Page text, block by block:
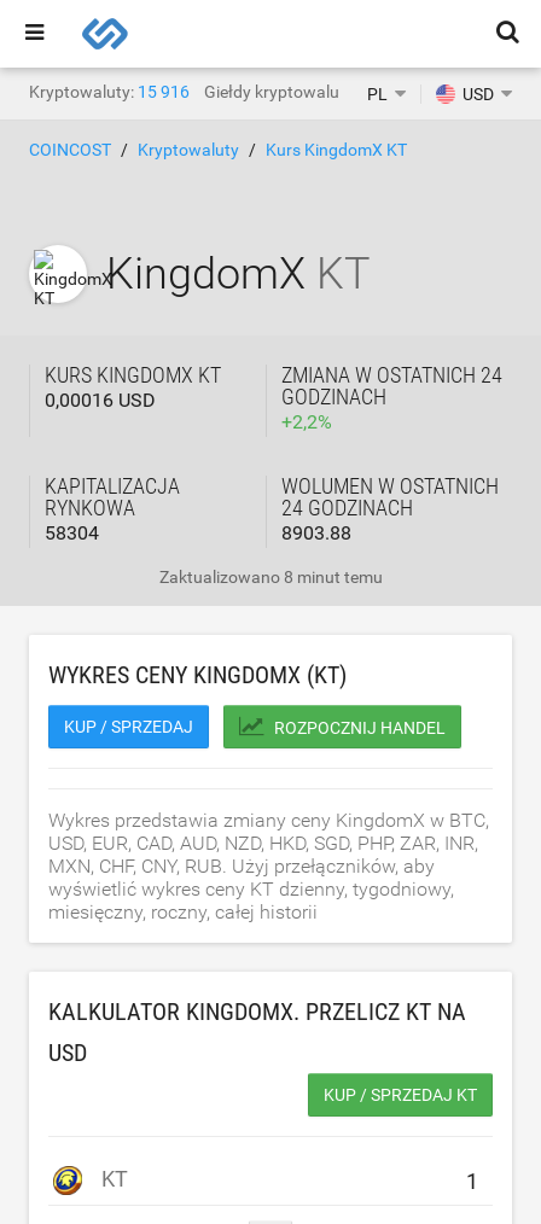
Kryptowaluty: 15 916 Giełdy kryptowalut: 1468
PL USD
COINCOST Kryptowaluty Kurs KingdomX KT
KingdomX KT
KURS KINGDOMX KT
0,00016 USD
ZMIANA W OSTATNICH 24
GODZINACH
+2,2%
KAPITALIZACJA
RYNKOWA
58304
WOLUMEN W OSTATNICH
24 GODZINACH
8903.88
Zaktualizowano 8 minut temu
WYKRES CENY KINGDOMX (KT)
KUP / SPRZEDAJ ROZPOCZNIJ HANDEL
Wykres przedstawia zmiany ceny KingdomX w BTC,
USD, EUR, CAD, AUD, NZD, HKD, SGD, PHP, ZAR, INR,
MXN, CHF, CNY, RUB. Użyj przełączników, aby
wyświetlić wykres ceny KT dzienny, tygodniowy,
miesięczny, roczny, całej historii
KALKULATOR KINGDOMX. PRZELICZ KT NA
USD
KUP / SPRZEDAJ KT
KT